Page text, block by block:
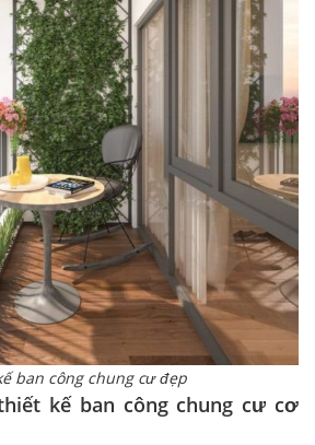
ban công chung cư đẹp
kế ban công chung cư cơ